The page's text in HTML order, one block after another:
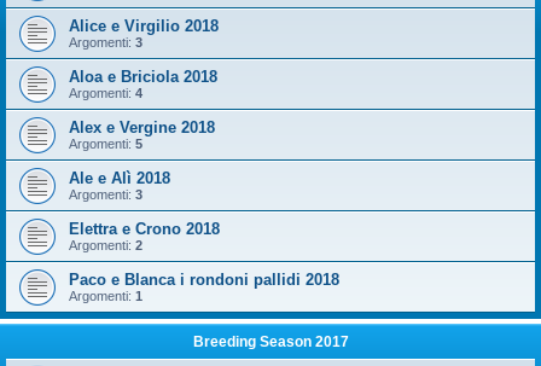
Alice e Virgilio 2018
Argomenti: 3
Aloa e Briciola 2018
Argomenti: 4
Alex e Vergine 2018
Argomenti: 5
Ale e Alì 2018
Argomenti: 3
Elettra e Crono 2018
Argomenti: 2
Paco e Blanca i rondoni pallidi 2018
Argomenti: 1
Breeding Season 2017